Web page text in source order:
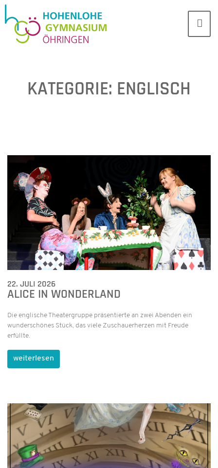
KATEGORIE: ENGLISCH
22. JULI 2026
ALICE IN WONDERLAND
Die englische Theatergruppe präsentierte an zwei Abenden ein
wunderschönes Stück, das viele Zuschauerherzen mit Freude
erfüllte.
weiterlesen